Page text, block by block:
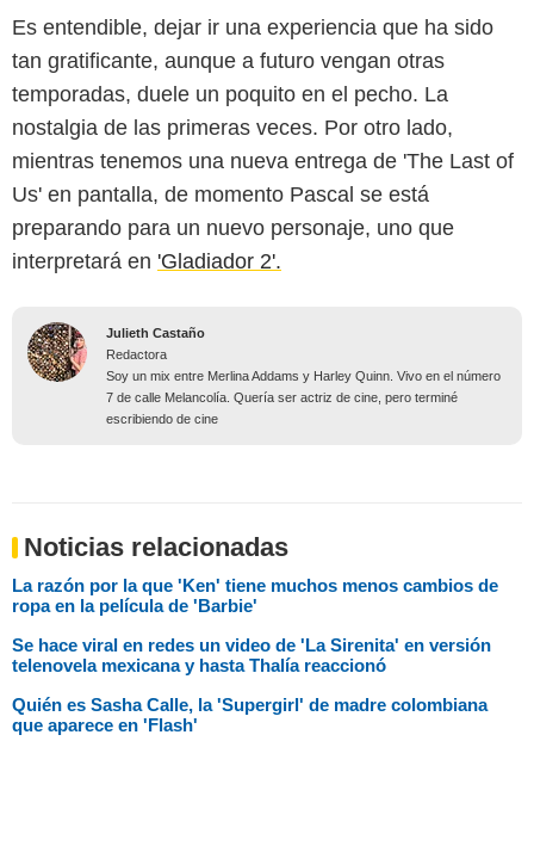
Es entendible, dejar ir una experiencia que ha sido
tan gratificante, aunque a futuro vengan otras
temporadas, duele un poquito en el pecho. La
nostalgia de las primeras veces. Por otro lado,
mientras tenemos una nueva entrega de 'The Last of
Us' en pantalla, de momento Pascal se está
preparando para un nuevo personaje, uno que
interpretará en 'Gladiador 2'.
Julieth Castaño
Redactora
Soy un mix entre Merlina Addams y Harley Quinn. Vivo en el número
7 de calle Melancolía. Quería ser actriz de cine, pero terminé
escribiendo de cine
Noticias relacionadas
La razón por la que 'Ken' tiene muchos menos cambios de
ropa en la película de 'Barbie'
Se hace viral en redes un video de 'La Sirenita' en versión
telenovela mexicana y hasta Thalía reaccionó
Quién es Sasha Calle, la 'Supergirl' de madre colombiana
que aparece en 'Flash'